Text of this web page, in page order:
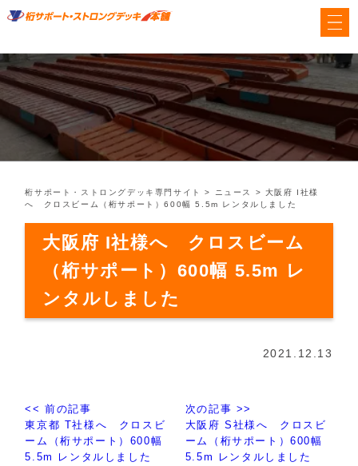
桁サポート・ストロングデッキ専門サイト > ニュース > 大阪府 I社様
へ クロスビーム（桁サポート）600幅 5.5m レンタルしました
大阪府 I社様へ クロスビーム
（桁サポート）600幅 5.5m レ
ンタルしました
2021.12.13
<< 前の記事
東京都 T社様へ クロスビ
ーム（桁サポート）600幅
5.5m レンタルしました
次の記事 >>
大阪府 S社様へ クロスビ
ーム（桁サポート）600幅
5.5m レンタルしました